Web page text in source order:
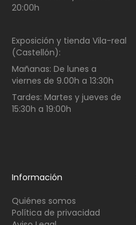
20:00h
Exposición y tienda Vila-real
(Castellón):
Mañanas: De lunes a
viernes de 9.00h a 13:30h
Tardes: Martes y jueves de
15:30h a 19:00h
Información
Quiénes somos
Política de privacidad